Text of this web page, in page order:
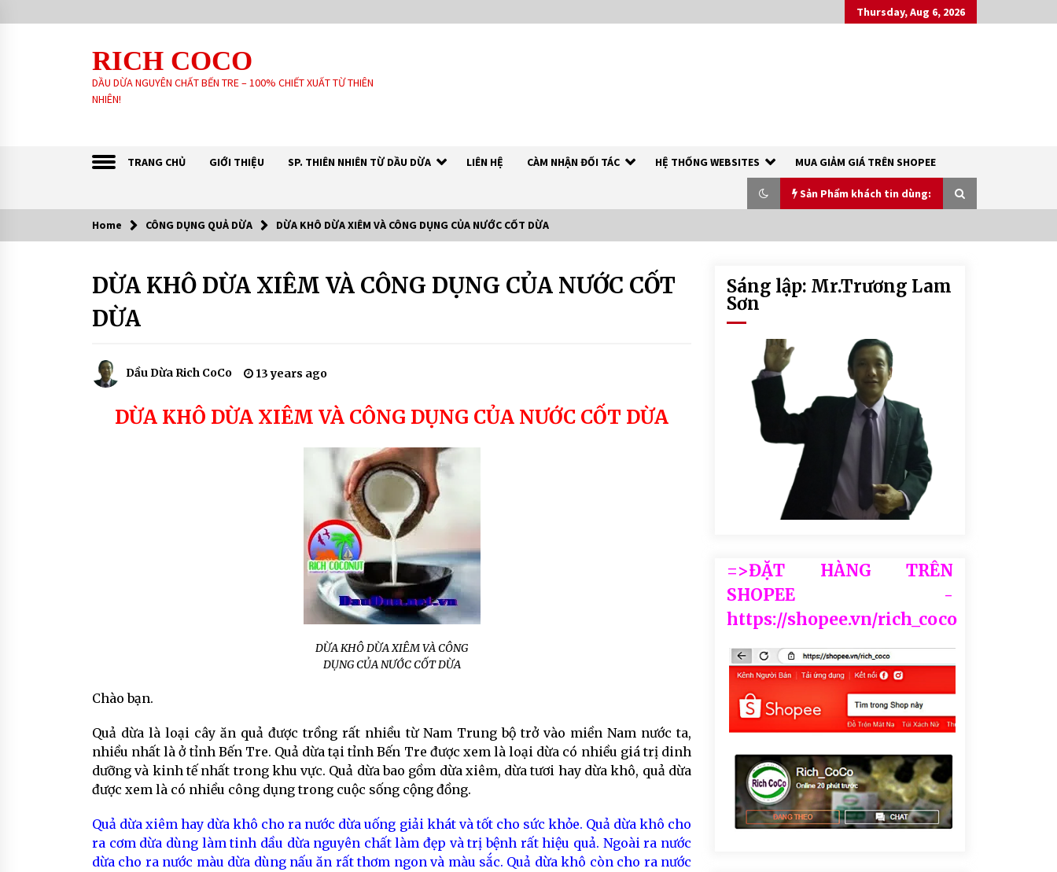
to
Thursday, Aug 6, 2026
RICH COCO
DẦU DỪA NGUYÊN CHẤT BẾN TRE – 100% CHIẾT XUẤT TỪ THIÊN
NHIÊN!
TRANG CHỦ GIỚI THIỆU SP. THIÊN NHIÊN TỪ DẦU DỪA LIÊN HỆ CÀM NHẬN ĐỐI TÁC HỆ THỐNG WEBSITES MUA GIẢM GIÁ TRÊN SHOPEE
Sản Phẩm khách tin dùng:
Sản Phẩm khách tin dùng:
GIA CÔNG SẢN XUẤT SOAP XÀ
PHÒNG SINH DƯỢC – HANDMADE –
XÀ PHÒNG THIÊN NHIÊN THEO YÊU
CẦU6 years ago
DẦU DỪA NGUYÊN CHẤT – RICH
COCO
XÀ PHÒNG SINH DƯỢC THIÊN NHIÊN
– RICH COCO SOAP
NHIÊN – THE RICH SKIN
Home CÔNG DỤNG QUẢ DỪA DỪA KHÔ DỪA XIÊM VÀ CÔNG DỤNG CỦA NƯỚC CỐT DỪA
CÔNG
DỤNG
DỪA
DỪA KHÔ DỪA XIÊM VÀ CÔNG DỤNG CỦA NƯỚC CỐT
DỪA
Dầu Dừa Rich CoCo 13 years ago
DỪA KHÔ DỪA XIÊM VÀ CÔNG DỤNG CỦA NƯỚC CỐT DỪA
DỪA KHÔ DỪA XIÊM VÀ CÔNG
DỤNG CỦA NƯỚC CỐT DỪA
Chào bạn.
Quả dừa là loại cây ăn quả được trồng rất nhiều từ Nam Trung bộ trở vào miền Nam nước ta,
nhiều nhất là ở tỉnh Bến Tre. Quả dừa tại tỉnh Bến Tre được xem là loại dừa có nhiều giá trị dinh
dưỡng và kinh tế nhất trong khu vực. Quả dừa bao gồm dừa xiêm, dừa tươi hay dừa khô, quả dừa
được xem là có nhiều công dụng trong cuộc sống cộng đồng.
Quả dừa xiêm hay dừa khô cho ra nước dừa uống giải khát và tốt cho sức khỏe. Quả dừa khô cho
ra cơm dừa dùng làm tinh dầu dừa nguyên chất làm đẹp và trị bệnh rất hiệu quả. Ngoài ra nước
dừa cho ra nước màu dừa dùng nấu ăn rất thơm ngon và màu sắc. Quả dừa khô còn cho ra nước
Sáng lập: Mr.Trương Lam
Sơn
=>ĐẶT HÀNG TRÊN
SHOPEE -
https://shopee.vn/rich_coco